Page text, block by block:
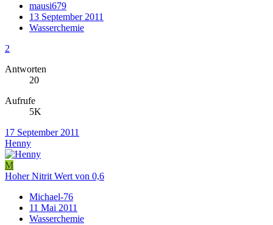
mausi679
13 September 2011
Wasserchemie
2
Antworten
20
Aufrufe
5K
17 September 2011
Henny
M
Hoher Nitrit Wert von 0,6
Michael-76
11 Mai 2011
Wasserchemie